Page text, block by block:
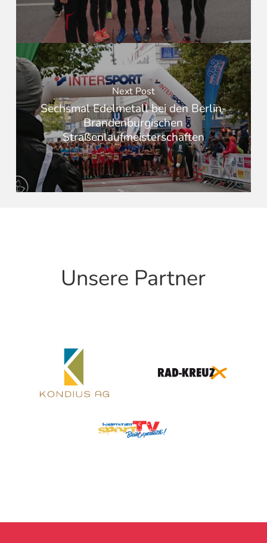
Next Post
Sechsmal Edelmetall bei den Berlin-
Brandenburgischen
Straßenlaufmeisterschaften
Unsere Partner